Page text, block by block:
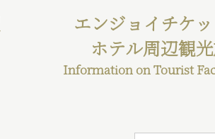
エンジョイチケ
ホテル周辺観
Information on Tourist